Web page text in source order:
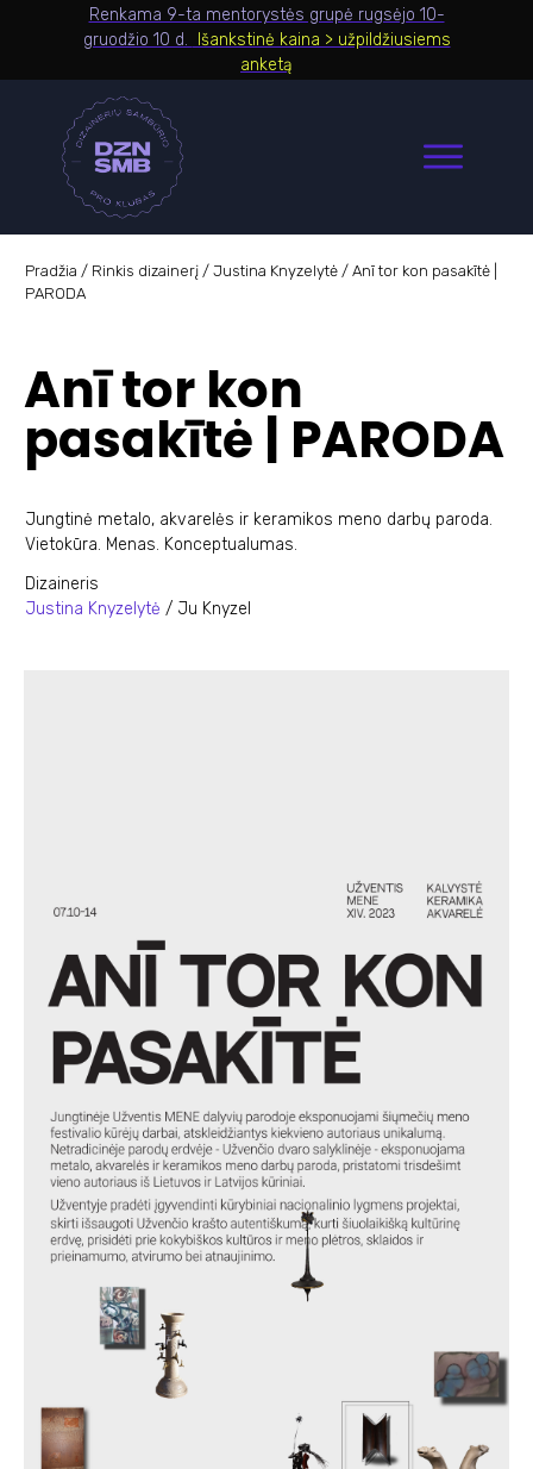
Renkama 9-ta mentorystės grupė rugsėjo 10-
gruodžio 10 d.
Išankstinė kaina > užpildžiusiems
anketą
Pradžia / Rinkis dizainerį / Justina Knyzelytė / Anī tor kon pasakītė |
PARODA
Anī tor kon
pasakītė | PARODA
Jungtinė metalo, akvarelės ir keramikos meno darbų paroda.
Vietokūra. Menas. Konceptualumas.
Dizaineris
Justina Knyzelytė / Ju Knyzel